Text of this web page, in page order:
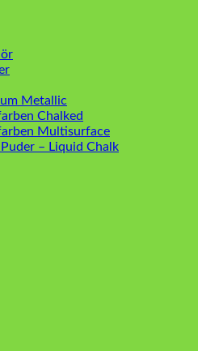
Metallic
Chalked
Multisurface
– Liquid Chalk